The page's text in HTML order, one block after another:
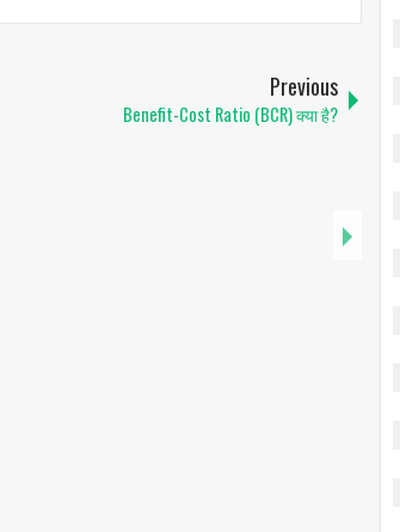
Previous
Benefit-Cost Ratio (BCR) क्या है?